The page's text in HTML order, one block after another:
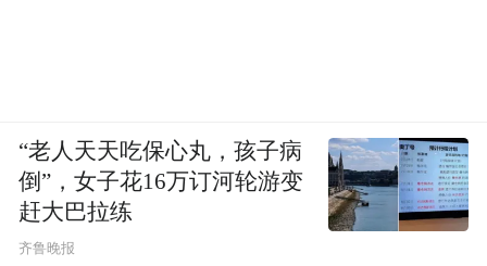
“老人天天吃保心丸，孩子病
倒”，女子花16万订河轮游变
赶大巴拉练
齐鲁晚报